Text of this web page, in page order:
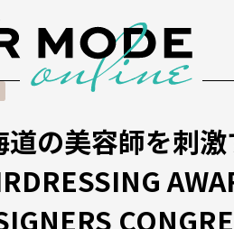
道の美容師を刺